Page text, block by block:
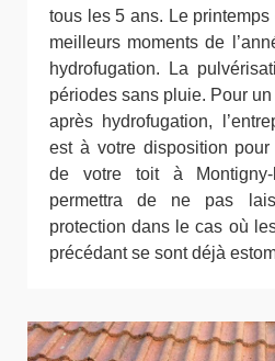
tous les 5 ans. Le
meilleurs moments de
hydrofugation. La
périodes sans pluie. Pour
après hydrofugation,
est à votre disposition
de votre toit à
permettra de ne pas
protection dans le cas où
précédant se sont déjà